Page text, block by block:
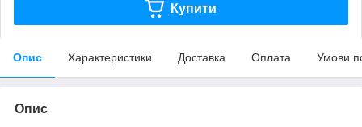
Купити
Опис Характеристики Доставка Оплата Умови
Опис